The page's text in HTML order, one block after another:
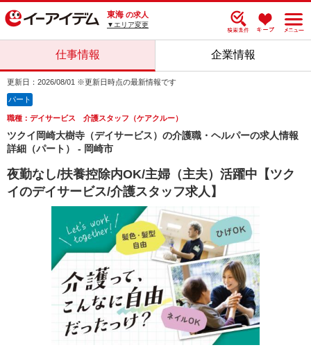
東海 の求人
▼エリア変更
仕事情報 企業情報
更新日：2026/08/01 ※更新日時点の最新情報です
パート
職種：デイサービス 介護スタッフ（ケアクルー）
ツクイ岡崎大樹寺（デイサービス）の介護職・ヘルパーの求人情報
詳細（パート） - 岡崎市
夜勤なし/扶養控除内OK/主婦（主夫）活躍中【ツク
イのデイサービス/介護スタッフ求人】